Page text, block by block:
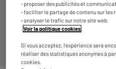
- proposer des publicités et
- faciliter le partage de contenu sur les
- analyser le trafic sur notre site web.
Voir la politique cookies
Si vous acceptez, l'expérience sera
réaliser des statistiques anonymes à
cookies.